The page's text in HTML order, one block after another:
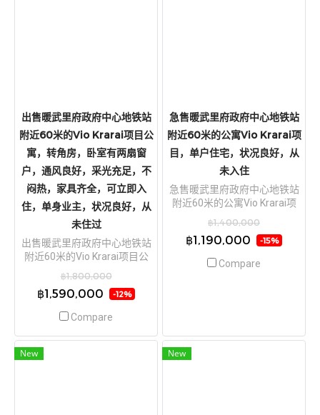
出售暖武里府政府中心地铁站
附近60米的Vio Krarai项目公
寓，转角房，卧室有两扇窗
户，通风良好，采光充足，不
闷热，家具齐全，可立即入
住，单身业主，状况良好，从
未住过
出售暖武里府政府中心地铁站
附近60米的Vio Krarai项目公
户，通风良好，采光充足，不
闷热，家具齐全，可立即入
住，单身业主，状况良好，从
未住过
฿1,800,000
฿1,590,000 -12%
Compare
急售暖武里府政府中心地铁站
附近60米的公寓Vio Krarai项
目，单户住宅，状况良好，从
未入住
急售暖武里府政府中心地铁站
附近60米的公寓Vio Krarai项
未入住
฿1,400,000
฿1,190,000 -15%
Compare
New New